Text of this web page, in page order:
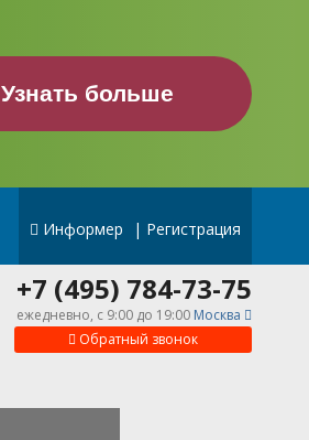
Узнать больше
Информер | Регистрация
Обратный звонок
+7 (495) 784-73-75
ежедневно, c 9:00 до 19:00 Москва